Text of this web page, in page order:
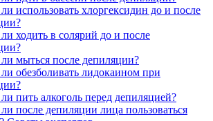
использовать хлоргексидин до и после
ходить в солярий до и после
мыться после депиляции?
обезболивать лидокаином при
пить алкоголь перед депиляцией?
после депиляции лица пользоваться